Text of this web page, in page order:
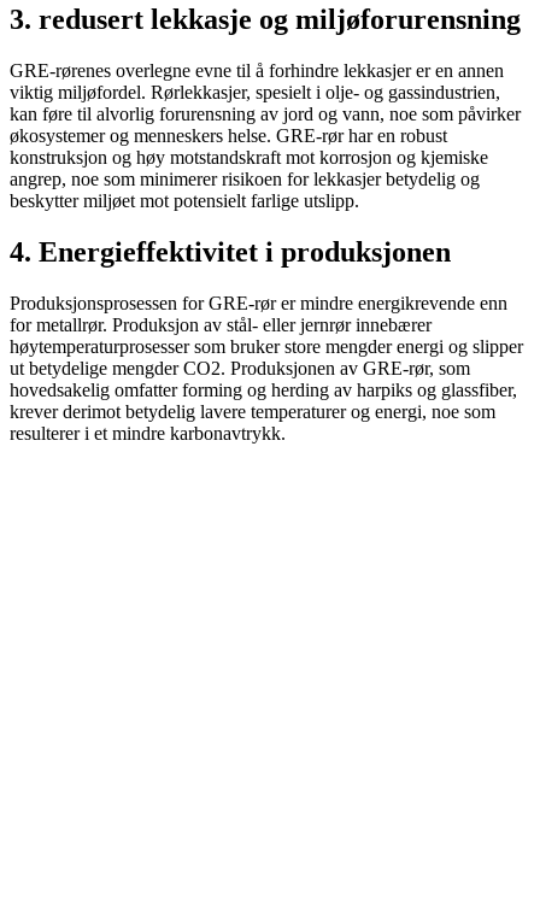
3. redusert lekkasje og miljøforurensning
GRE-rørenes overlegne evne til å forhindre lekkasjer er en annen
viktig miljøfordel. Rørlekkasjer, spesielt i olje- og gassindustrien,
kan føre til alvorlig forurensning av jord og vann, noe som påvirker
økosystemer og menneskers helse. GRE-rør har en robust
konstruksjon og høy motstandskraft mot korrosjon og kjemiske
angrep, noe som minimerer risikoen for lekkasjer betydelig og
beskytter miljøet mot potensielt farlige utslipp.
4. Energieffektivitet i produksjonen
Produksjonsprosessen for GRE-rør er mindre energikrevende enn
for metallrør. Produksjon av stål- eller jernrør innebærer
høytemperaturprosesser som bruker store mengder energi og slipper
ut betydelige mengder CO2. Produksjonen av GRE-rør, som
hovedsakelig omfatter forming og herding av harpiks og glassfiber,
krever derimot betydelig lavere temperaturer og energi, noe som
resulterer i et mindre karbonavtrykk.